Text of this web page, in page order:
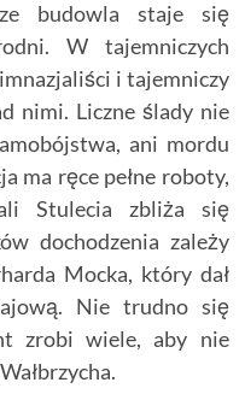
budowla staje się
W tajemniczych
i tajemniczy
nimi. Liczne ślady nie
ani mordu
ma ręce pełne roboty,
Stulecia zbliża się
dochodzenia zależy
Mocka, który dał
Nie trudno się
zrobi wiele, aby nie